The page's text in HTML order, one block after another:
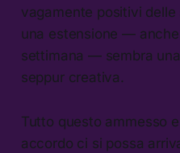
vagamente positivi
una estensione —
settimana — sembra
seppur creativa.
Tutto questo ammesso
accordo ci si possa